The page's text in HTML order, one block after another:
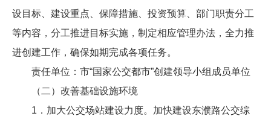
设目标、建设重点、保障措施、投资预算、部门职责分工
等内容，分工推进目标实施，制定相应管理办法，全力推
进创建工作，确保如期完成各项任务。
责任单位：市“国家公交都市”创建领导小组成员单位
（二）改善基础设施环境
1．加大公交场站建设力度。加快建设东濮路公交综